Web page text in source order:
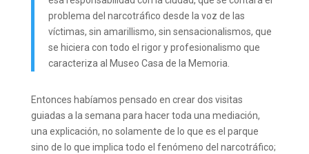
problema del narcotráfico desde la voz de las
víctimas, sin amarillismo, sin sensacionalismos, que
se hiciera con todo el rigor y profesionalismo que
caracteriza al Museo Casa de la Memoria.
Entonces habíamos pensado en crear dos visitas
guiadas a la semana para hacer toda una mediación,
una explicación, no solamente de lo que es el parque
sino de lo que implica todo el fenómeno del narcotráfico;